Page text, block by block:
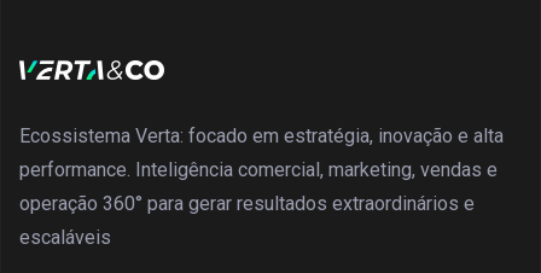
Ecossistema Verta: focado em estratégia, inovação e alta
performance. Inteligência comercial, marketing, vendas e
operação 360° para gerar resultados extraordinários e
escaláveis